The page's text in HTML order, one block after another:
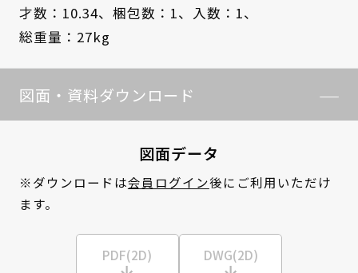
才数：10.34、 梱包数：1、 入数：1、
総重量：27kg
図面・資料ダウンロード
図面データ
※ダウンロードは会員ログイン後にご利用いただけ
ます。
PDF(2D) DWG(2D)